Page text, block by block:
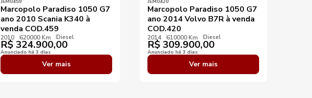
JEM0459
Marcopolo Paradiso 1050 G7
ano 2010 Scania K340 à
venda COD.459
2010 620000 Km Diesel
R$ 324.900,00
Anunciado há 3 dias
Ver mais
JEM0420
Marcopolo Paradiso 1050 G7
ano 2014 Volvo B7R à venda
COD.420
2014 610000 Km Diesel
R$ 309.900,00
Anunciado há 3 dias
Ver mais